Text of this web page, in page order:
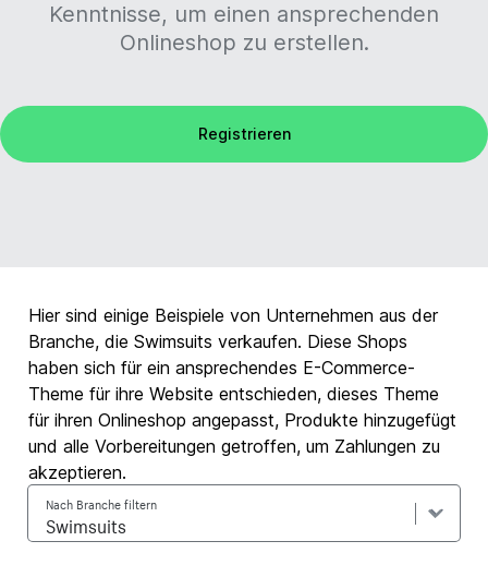
Kenntnisse, um einen ansprechenden
Onlineshop zu erstellen.
Registrieren
Hier sind einige Beispiele von Unternehmen aus der
Branche, die Swimsuits verkaufen. Diese Shops
haben sich für ein ansprechendes E-Commerce-
Theme für ihre Website entschieden, dieses Theme
für ihren Onlineshop angepasst, Produkte hinzugefügt
und alle Vorbereitungen getroffen, um Zahlungen zu
akzeptieren.
Nach Branche filtern